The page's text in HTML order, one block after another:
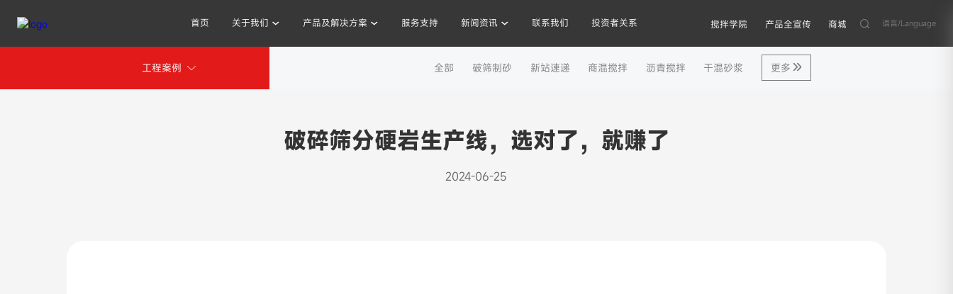
首页 关于我们 产品及解决方案 服务支持 新闻资讯 联系我们 投资者关系 搅拌学院 产品全宣传 商城
其他人也在搜索:
语言/Language
工程案例
工程案例 全部 破筛制砂 新站速递 商混搅拌 沥青搅拌 干混砂浆 更多
破碎筛分硬岩生产线，选对了，就赚了
2024-06-25